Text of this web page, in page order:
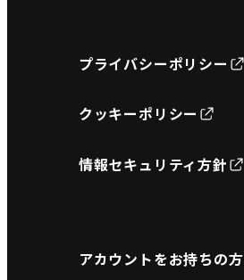
プライバシーポリシー
クッキーポリシー
情報セキュリティ方針
アカウントをお持ちの方